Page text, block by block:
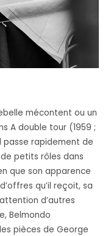
mécontent ou un
A double tour (1959 ;
passe rapidement de
petits rôles dans
que son apparence
qu’il reçoit, sa
d’autres
Belmondo
pièces de George